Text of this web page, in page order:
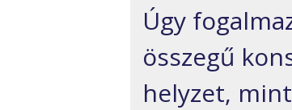
Úgy
összegű
helyzet,